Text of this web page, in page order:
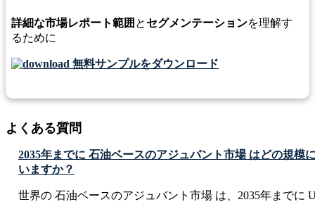
詳細な市場レポート範囲 と セグメンテーションを理解す
るために
無料サンプルをダウンロード
よくある質問
2035年までに 石油ベースのアジュバント市場 はどの規模
いますか？
世界の 石油ベースのアジュバント市場 は、2035年までに